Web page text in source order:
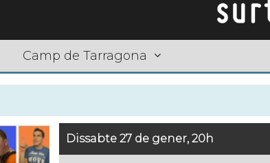
Camp de Tarragona
Dissabte 27 de gener, 20h